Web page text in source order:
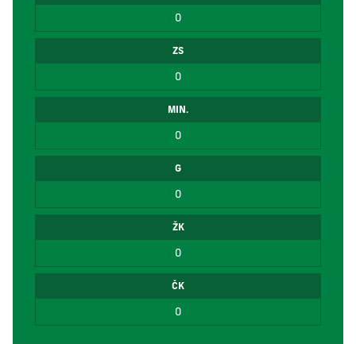
0
ZS
0
MIN.
0
G
0
ŽK
0
ČK
0